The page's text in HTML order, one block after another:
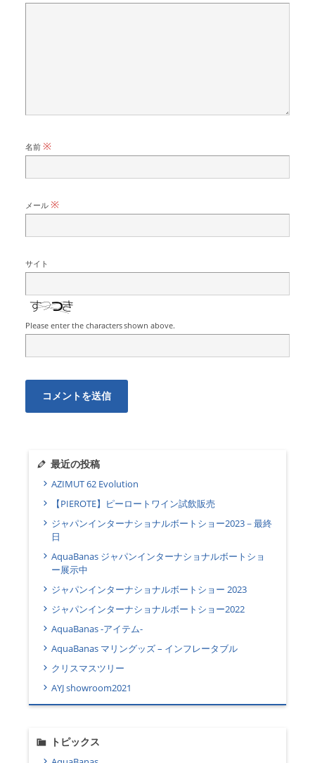
名前 ※
メール ※
サイト
Please enter the characters shown above.
最近の投稿
AZIMUT 62 Evolution
【PIEROTE】ピーロートワイン試飲販売
ジャパンインターナショナルボートショー2023－最終
日
AquaBanas ジャパンインターナショナルボートショ
ー展示中
ジャパンインターナショナルボートショー 2023
ジャパンインターナショナルボートショー2022
AquaBanas -アイテム-
AquaBanas マリングッズ – インフレータブル
クリスマスツリー
AYJ showroom2021
トピックス